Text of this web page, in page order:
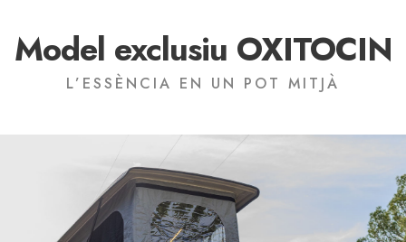
Model exclusiu OXITOCIN
L’ESSÈNCIA EN UN POT MITJÀ